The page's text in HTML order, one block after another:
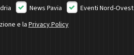
News Pavia
Eventi Nord-Ovest
e laPrivacy Policy